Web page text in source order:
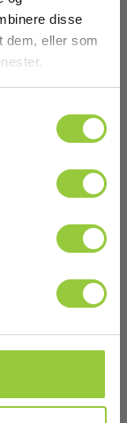
disse
dem, eller som
CA 6505,